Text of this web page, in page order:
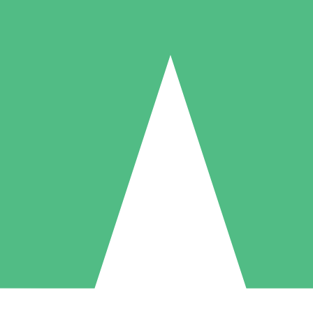
Individuelle Credit-Pakete
nach Bedarf mit Download-Credits. Keine monatliche Verpflichtung